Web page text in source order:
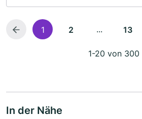
1 2 ... 13
1-20 von 300
In der Nähe